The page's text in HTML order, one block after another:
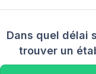
Dans quel délai
trouver un